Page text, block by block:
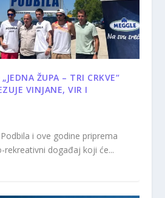
ŽUPA – TRI CRKVE“
VINJANE, VIR I
i ove godine priprema
rekreativni događaj koji će...